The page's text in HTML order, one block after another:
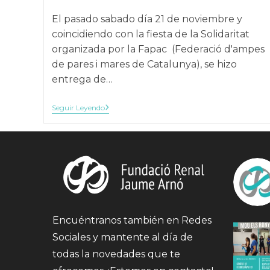
la
publicación:
El pasado sabado día 21 de noviembre y
coincidiendo con la fiesta de la Solidaritat
organizada por la Fapac (Federació d'ampes
de pares i mares de Catalunya), se hizo
entrega de…
Seguir LeyendoFotografías
Ganadoras
La
Fundación
Jaume
3r
Concurs
Fundació
Jaume
Encuéntranos también en Redes
Sociales y mantente al día de
todas la novedades que te